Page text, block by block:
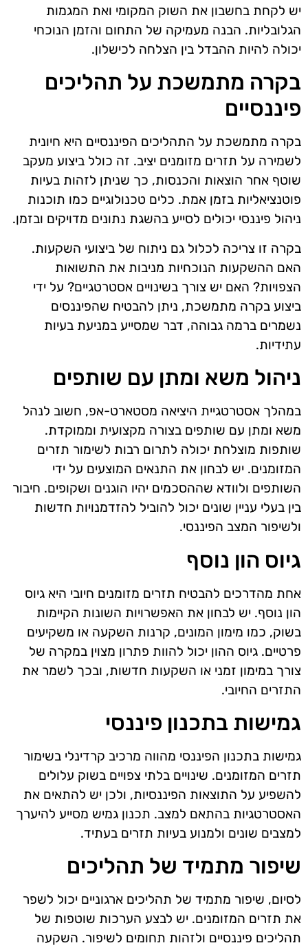
יש לקחת בחשבון את השוק המקומי ואת המגמות
הגלובליות. הבנה מעמיקה של התחום והזמן הנוכחי
יכולה להיות ההבדל בין הצלחה לכישלון.
בקרה מתמשכת על תהליכים
פיננסיים
בקרה מתמשכת על התהליכים הפיננסיים היא חיונית
לשמירה על תזרים מזומנים יציב. זה כולל ביצוע מעקב
שוטף אחר הוצאות והכנסות, כך שניתן לזהות בעיות
פוטנציאליות בזמן אמת. כלים טכנולוגיים כמו תוכנות
ניהול פיננסי יכולים לסייע בהשגת נתונים מדויקים ובזמן.
בקרה זו צריכה לכלול גם ניתוח של ביצועי השקעות.
האם ההשקעות הנוכחיות מניבות את התשואות
הצפויות? האם יש צורך בשינויים אסטרטגיים? על ידי
ביצוע בקרה מתמשכת, ניתן להבטיח שהפיננסים
נשמרים ברמה גבוהה, דבר שמסייע במניעת בעיות
עתידיות.
ניהול משא ומתן עם שותפים
במהלך אסטרטגיית היציאה מסטארט-אפ, חשוב לנהל
משא ומתן עם שותפים בצורה מקצועית וממוקדת.
שותפות מוצלחת יכולה לתרום רבות לשימור תזרים
המזומנים. יש לבחון את התנאים המוצעים על ידי
השותפים ולוודא שההסכמים יהיו הוגנים ושקופים. חיבור
בין בעלי עניין שונים יכול להוביל להזדמנויות חדשות
ולשיפור המצב הפיננסי.
גיוס הון נוסף
אחת מהדרכים להבטיח תזרים מזומנים חיובי היא גיוס
הון נוסף. יש לבחון את האפשרויות השונות הקיימות
בשוק, כמו מימון המונים, קרנות השקעה או משקיעים
פרטיים. גיוס ההון יכול להוות פתרון מצוין במקרה של
צורך במימון זמני או השקעות חדשות, ובכך לשמר את
התזרים החיובי.
גמישות בתכנון פיננסי
גמישות בתכנון הפיננסי מהווה מרכיב קרדינלי בשימור
תזרים המזומנים. שינויים בלתי צפויים בשוק עלולים
להשפיע על התוצאות הפיננסיות, ולכן יש להתאים את
האסטרטגיות בהתאם למצב. תכנון גמיש מסייע להיערך
למצבים שונים ולמנוע בעיות תזרים בעתיד.
שיפור מתמיד של תהליכים
לסיום, שיפור מתמיד של תהליכים ארגוניים יכול לשפר
את תזרים המזומנים. יש לבצע הערכות שוטפות של
תהליכים פיננסיים ולזהות תחומים לשיפור. השקעה